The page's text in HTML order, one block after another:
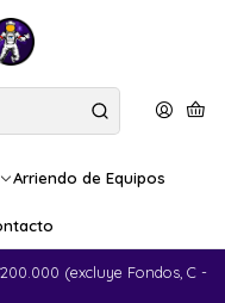
Arriendo de Equipos
(excluye Fondos, C -